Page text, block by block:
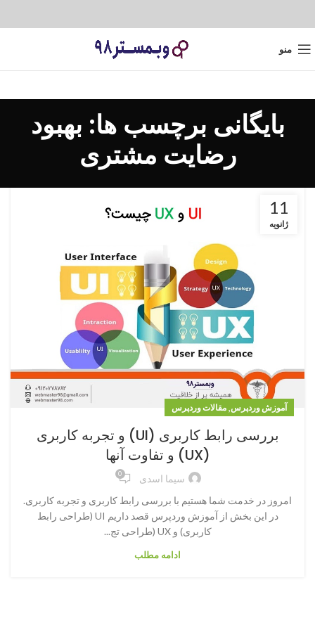
منو
بایگانی برچسب ها: بهبود
رضایت مشتری
11
ژانویه
آموزش وردپرس, مقالات وردپرس
بررسی رابط کاربری (UI) و تجربه کاربری
(UX) و تفاوت آنها
سیما اسدی 0
امروز در خدمت شما هستیم با بررسی رابط کاربری و تجربه کاربری.
در این بخش از آموزش وردپرس قصد داریم UI (طراحی رابط
کاربری) و UX (طراحی تج...
ادامه مطلب